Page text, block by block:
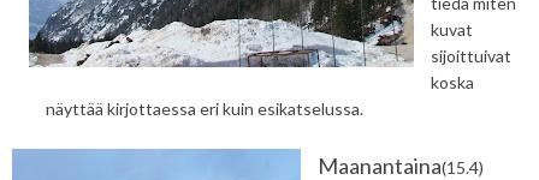
kuvat
sijoittuivat
koska
näyttää kirjottaessa eri kuin esikatselussa.
Maanantaina(15.4)